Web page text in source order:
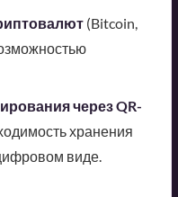
(Bitcoin,
через QR-
хранения
виде.